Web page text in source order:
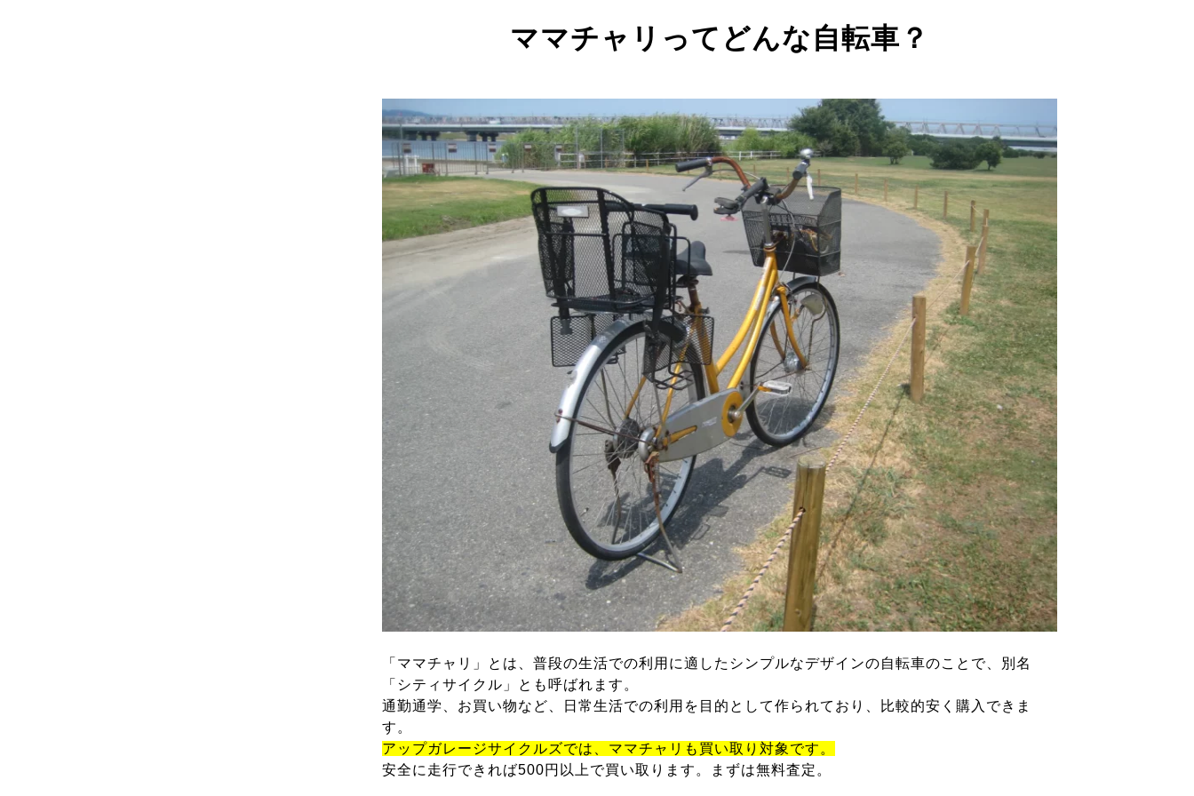
ママチャリってどんな自転車？
「ママチャリ」とは、普段の生活での利用に適したシンプルなデザインの自転車のことで、別名
「シティサイクル」とも呼ばれます。
通勤通学、お買い物など、日常生活での利用を目的として作られており、比較的安く購入できま
す。
アップガレージサイクルズでは、ママチャリも買い取り対象です。
安全に走行できれば500円以上で買い取ります。まずは無料査定。